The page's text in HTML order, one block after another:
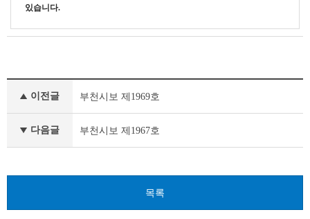
있습니다.
시
글
이전글 부천시보 제1969호
다음글 부천시보 제1967호
목록